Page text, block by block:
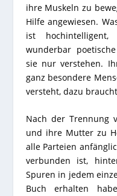
ihre Muskeln zu
Hilfe angewiesen.
ist
wunderbar
sie nur verstehen.
ganz besondere
versteht, dazu
Nach der Trennung
und ihre Mutter zu
alle Parteien
verbunden ist,
Spuren in jedem
Buch erhalten